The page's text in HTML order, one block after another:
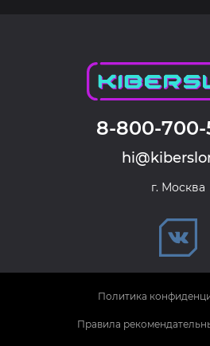
8-800-700-
г. Москва
Политика
Правила